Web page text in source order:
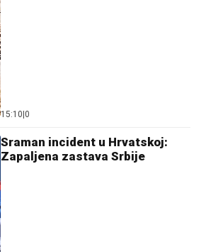
15:10|0
Sraman incident u Hrvatskoj:
Zapaljena zastava Srbije